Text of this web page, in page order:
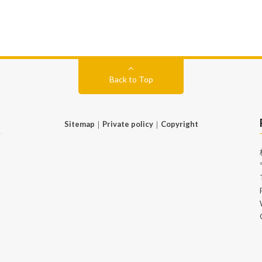
Back to Top
Sitemap ｜ Private policy｜ Copyright